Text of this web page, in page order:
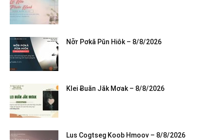
Nơ̆r Pơkă Pŭn Hiôk – 8/8/2026
Klei Ƀuăn Jăk Mơak – 8/8/2026
Lus Cogtseg Koob Hmoov – 8/8/2026